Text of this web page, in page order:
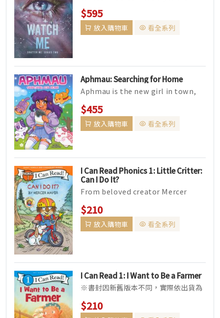
half of one. He mana...
$595
放入購物車 看全系列
Aphmau: Searching for Home
Aphmau is the new girl in town,
and after a rough ...
$455
放入購物車 看全系列
I Can Read Phonics 1: Little Critter:
Can I Do It?
From beloved creator Mercer
Mayer, this highly dec...
$210
放入購物車 看全系列
I Can Read 1: I Want to Be a Farmer
※書封因新舊版本不同，實際依出貨為
主，請確認能接受此類可能書況再做選
購，謝謝。 ▌全系列共五級，...
$210